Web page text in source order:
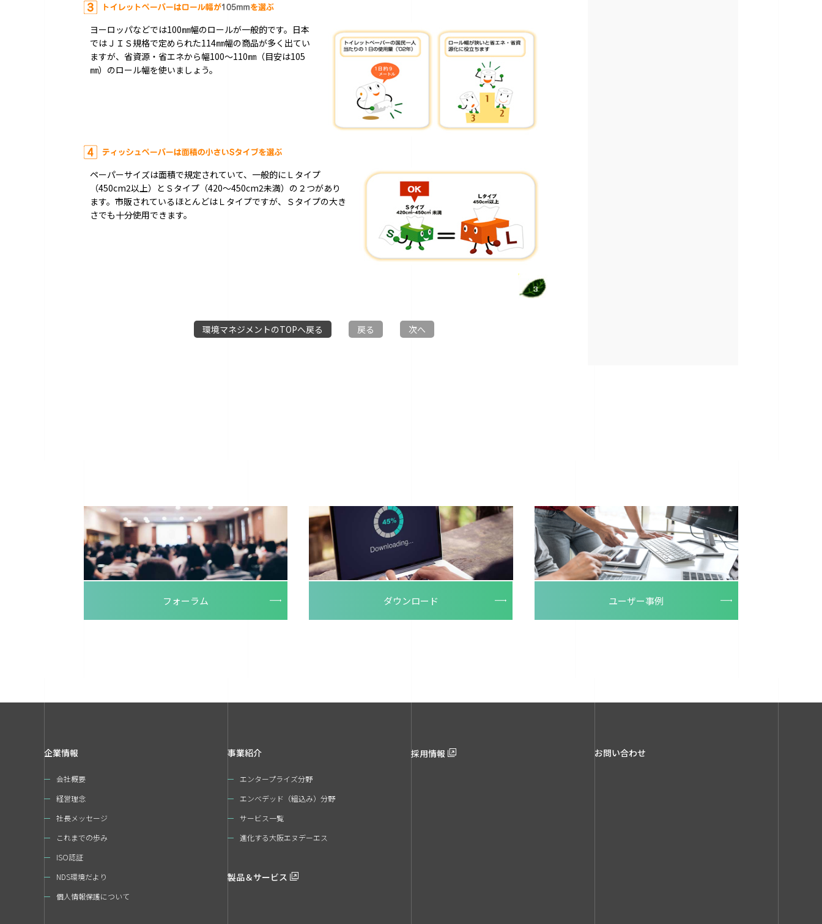
ヨーロッパなどでは100㎜幅のロールが一般的です。日本
ではＪＩＳ規格で定められた114㎜幅の商品が多く出てい
ますが、省資源・省エネから幅100～110㎜（目安は105
㎜）のロール幅を使いましょう。
ペーパーサイズは面積で規定されていて、一般的にＬタイプ
（450cm2以上）とＳタイプ（420～450cm2未満）の２つがあり
ます。市販されているほとんどはＬタイプですが、Ｓタイプの大き
さでも十分使用できます。
環境マネジメントのTOPへ戻る 戻る 次へ
フォーラム ダウンロード ユーザー事例
企業情報
会社概要
経営理念
社長メッセージ
これまでの歩み
ISO認証
NDS環境だより
個人情報保護について
事業紹介
エンタープライズ分野
エンベデッド（組込み）分野
サービス一覧
進化する大阪エヌデーエス
製品＆サービス
採用情報 お問い合わせ